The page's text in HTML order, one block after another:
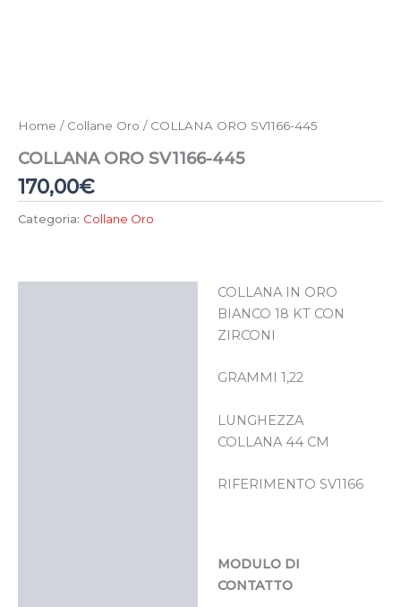
Home / Collane Oro / COLLANA ORO SV1166-445
COLLANA ORO SV1166-445
170,00€
Categoria: Collane Oro
COLLANA IN ORO
BIANCO 18 KT CON
ZIRCONI
GRAMMI 1,22
LUNGHEZZA
COLLANA 44 CM
RIFERIMENTO SV1166
MODULO DI
CONTATTO